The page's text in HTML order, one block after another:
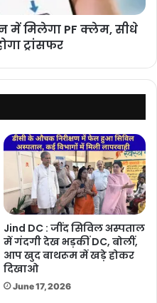
में मिलेगा PF क्लेम, सीधे
ट्रांसफर
Jind DC : जींद सिविल अस्पताल
में गंदगी देख भड़कीं DC, बोलीं,
आप खुद बाथरूम में खड़े होकर
दिखाओ
June 17, 2026